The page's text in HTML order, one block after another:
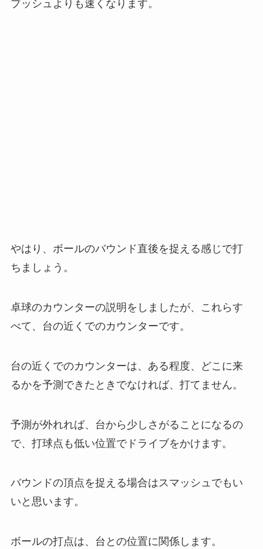
プッシュよりも速くなります。
やはり、ボールのバウンド直後を捉える感じで打
ちましょう。
卓球のカウンターの説明をしましたが、これらす
べて、台の近くでのカウンターです。
台の近くでのカウンターは、ある程度、どこに来
るかを予測できたときでなければ、打てません。
予測が外れれば、台から少しさがることになるの
で、打球点も低い位置でドライブをかけます。
バウンドの頂点を捉える場合はスマッシュでもい
いと思います。
ボールの打点は、台との位置に関係します。